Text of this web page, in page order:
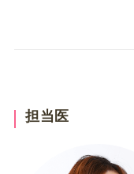
担当医